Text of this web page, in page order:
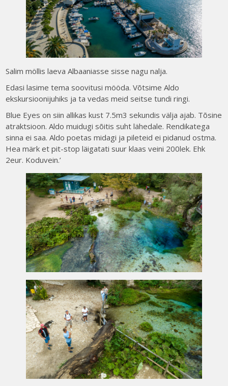
Salim möllis laeva Albaaniasse sisse nagu nalja.
Edasi lasime tema soovitusi mööda. Võtsime Aldo
ekskursioonijuhiks ja ta vedas meid seitse tundi ringi.
Blue Eyes on siin allikas kust 7.5m3 sekundis välja ajab. Tõsine
atraktsioon. Aldo muidugi sõitis suht lähedale. Rendikatega
sinna ei saa. Aldo poetas midagi ja pileteid ei pidanud ostma.
Hea märk et pit-stop läigatati suur klaas veini 200lek. Ehk
2eur. Koduvein.’